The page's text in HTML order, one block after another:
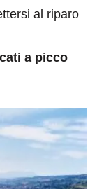
al riparo
a picco